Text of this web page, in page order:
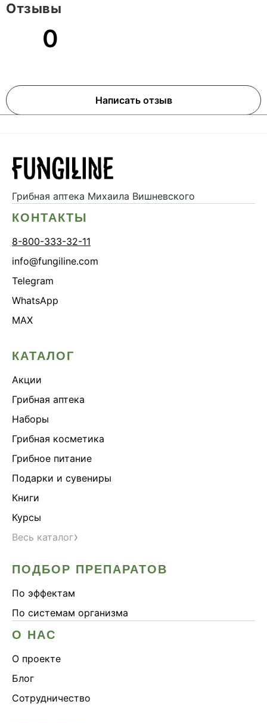
0
Написать отзыв
Отзывы
Грибная аптека Михаила Вишневского
КОНТАКТЫ
8-800-333-32-11
info@fungiline.com
Telegram
WhatsApp
MAX
КАТАЛОГ
Акции
Грибная аптека
Наборы
Грибная косметика
Грибное питание
Подарки и сувениры
Книги
Курсы
Весь каталог›
ПОДБОР ПРЕПАРАТОВ
По эффектам
По системам организма
О НАС
О проекте
Блог
Сотрудничество